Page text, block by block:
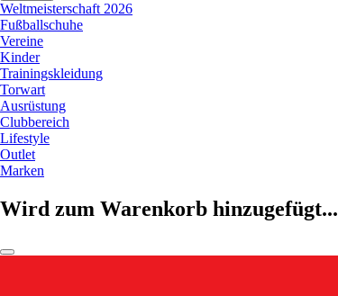
Weltmeisterschaft 2026
Fußballschuhe
Vereine
Kinder
Trainingskleidung
Torwart
Ausrüstung
Clubbereich
Lifestyle
Outlet
Marken
Wird zum Warenkorb hinzugefügt...